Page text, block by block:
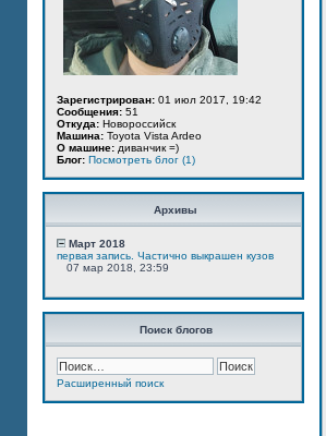
Зарегистрирован: 01 июл 2017, 19:42
Сообщения: 51
Откуда: Новороссийск
Машина: Toyota Vista Ardeo
О машине: диванчик =)
Блог: Посмотреть блог (1)
Архивы
Март 2018
первая запись. Частично выкрашен кузов
07 мар 2018, 23:59
Поиск блогов
Расширенный поиск